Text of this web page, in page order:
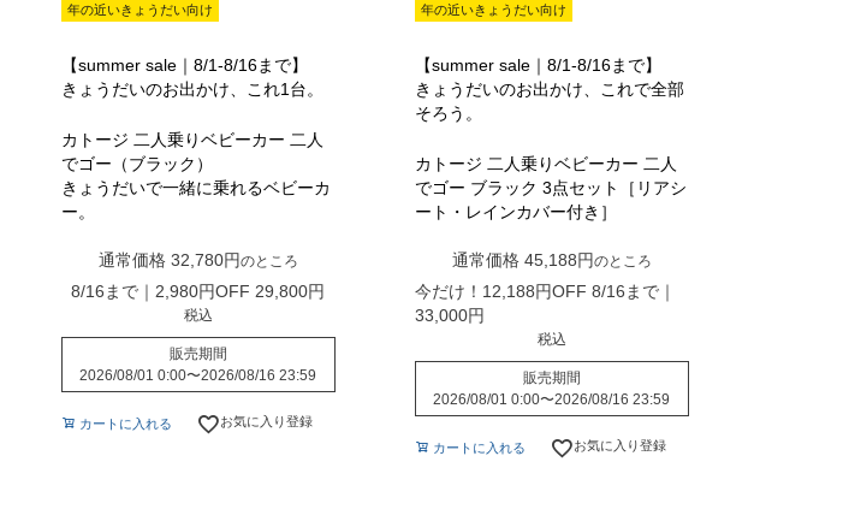
年の近いきょうだい向け
【summer sale｜8/1-8/16まで】
きょうだいのお出かけ、これ1台。
カトージ 二人乗りベビーカー 二人
でゴー（ブラック）
きょうだいで一緒に乗れるベビーカ
ー。
通常価格 32,780 のところ
8/16まで｜2,980円OFF 29,800
税込
販売期間
2026/08/01 0:00〜2026/08/16 23:59
カートに入れる お気に入り登録
年の近いきょうだい向け
【summer sale｜8/1-8/16まで】
きょうだいのお出かけ、これで全部
そろう。
カトージ 二人乗りベビーカー 二人
でゴー ブラック 3点セット［リアシ
ート・レインカバー付き］
通常価格 45,188 のところ
今だけ！12,188円OFF 8/16まで｜
33,000
税込
販売期間
2026/08/01 0:00〜2026/08/16 23:59
カートに入れる お気に入り登録